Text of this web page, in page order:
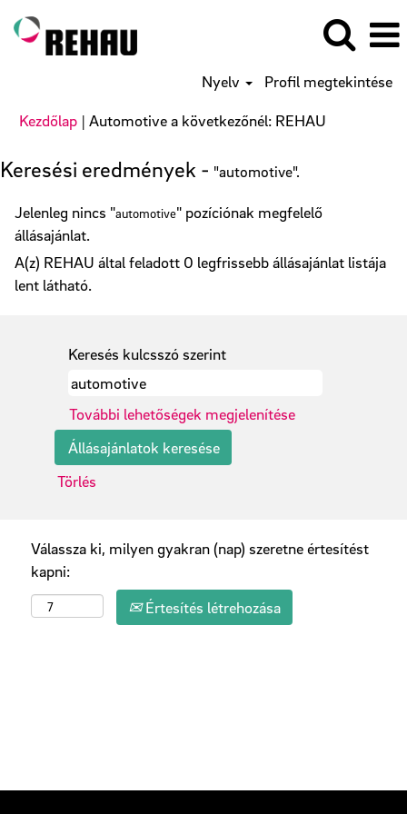
Nyelv Profil megtekintése
Kezdőlap | Automotive a következőnél: REHAU
Keresési eredmények - "automotive".
Jelenleg nincs "automotive" pozíciónak megfelelő
állásajánlat.
A(z) REHAU által feladott 0 legfrissebb állásajánlat listája
lent látható.
Keresés kulcsszó szerint
További lehetőségek megjelenítése
Törlés
Válassza ki, milyen gyakran (nap) szeretne értesítést
kapni:
Értesítés létrehozása